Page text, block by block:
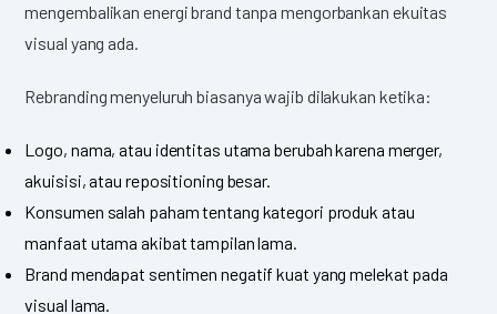
mengembalikan energi brand tanpa mengorbankan ekuitas
visual yang ada.
Rebranding menyeluruh biasanya wajib dilakukan ketika:
Logo, nama, atau identitas utama berubah karena merger,
akuisisi, atau repositioning besar.
Konsumen salah paham tentang kategori produk atau
manfaat utama akibat tampilan lama.
Brand mendapat sentimen negatif kuat yang melekat pada
visual lama.